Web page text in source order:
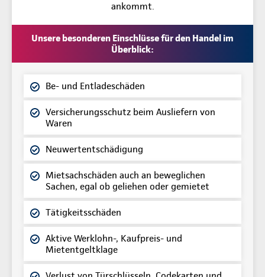
ankommt.
Unsere besonderen Einschlüsse für den Handel im
Überblick:
Be- und Entladeschäden
Versicherungsschutz beim Ausliefern von
Waren
Neuwertentschädigung
Mietsachschäden auch an beweglichen
Sachen, egal ob geliehen oder gemietet
Tätigkeitsschäden
Aktive Werklohn-, Kaufpreis- und
Mietentgeltklage